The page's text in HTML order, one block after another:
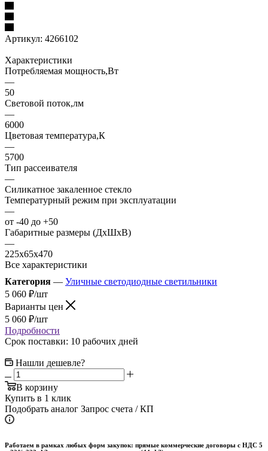
Артикул: 4266102
Характеристики
Потребляемая мощность,Вт
—
50
Световой поток,лм
—
6000
Цветовая температура,К
—
5700
Тип рассеивателя
—
Силикатное закаленное стекло
Температурный режим при эксплуатации
—
от -40 до +50
Габаритные размеры (ДхШхВ)
—
225х65х470
Все характеристики
Категория — Уличные светодиодные светильники
5 060 ₽/шт
Варианты цен
5 060 ₽/шт
Подробности
Срок поставки: 10 рабочих дней
Нашли дешевле?
В корзину
Купить в 1 клик
Подобрать аналог Запрос счета / КП
Работаем в рамках любых форм закупок: прямые коммерческие договоры с НДС 5